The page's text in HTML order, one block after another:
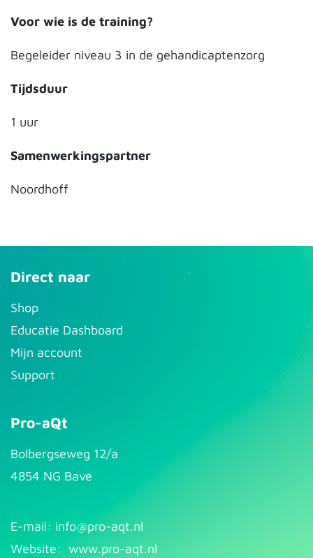
Voor wie is de training?
Begeleider niveau 3 in de gehandicaptenzorg
Tijdsduur
1 uur
Samenwerkingspartner
Noordhoff
Direct naar
S​hop
Educatie Dashboard
Mijn account
Support
Pro-aQt
Bolbergseweg 12/a
4854 NG Bave
E-mail: info@pr​o-aqt.nl
Website: www.pro-aqt.nl